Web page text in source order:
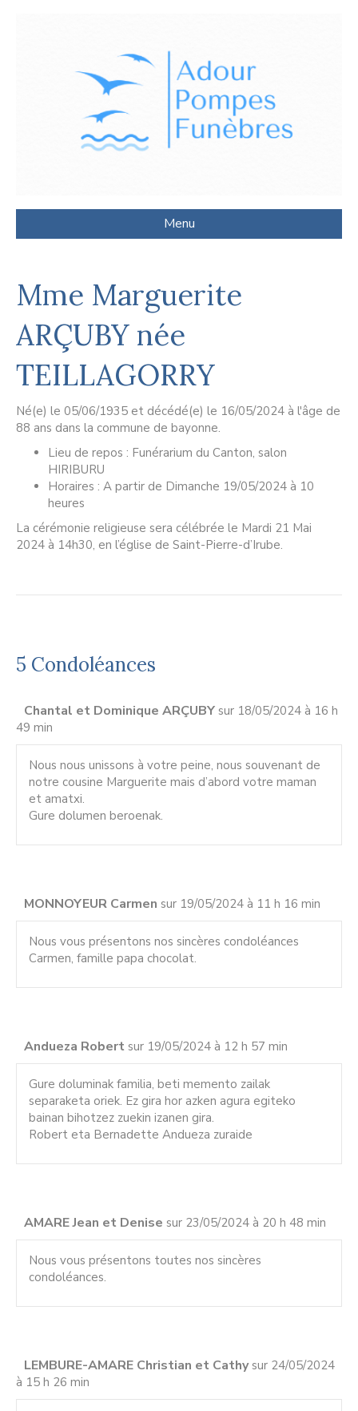
Menu
Mme Marguerite
ARÇUBY née
TEILLAGORRY
Né(e) le 05/06/1935 et décédé(e) le 16/05/2024 à l'âge de
88 ans dans la commune de bayonne.
Lieu de repos : Funérarium du Canton, salon
HIRIBURU
Horaires : A partir de Dimanche 19/05/2024 à 10
heures
La cérémonie religieuse sera célébrée le Mardi 21 Mai
2024 à 14h30, en l’église de Saint-Pierre-d’Irube.
5 Condoléances
Chantal et Dominique ARÇUBY sur 18/05/2024 à 16 h
49 min
Nous nous unissons à votre peine, nous souvenant de
notre cousine Marguerite mais d’abord votre maman
et amatxi.
Gure dolumen beroenak.
MONNOYEUR Carmen sur 19/05/2024 à 11 h 16 min
Nous vous présentons nos sincères condoléances
Carmen, famille papa chocolat.
Andueza Robert sur 19/05/2024 à 12 h 57 min
Gure doluminak familia, beti memento zailak
separaketa oriek. Ez gira hor azken agura egiteko
bainan bihotzez zuekin izanen gira.
Robert eta Bernadette Andueza zuraide
AMARE Jean et Denise sur 23/05/2024 à 20 h 48 min
Nous vous présentons toutes nos sincères
condoléances.
LEMBURE-AMARE Christian et Cathy sur 24/05/2024
à 15 h 26 min